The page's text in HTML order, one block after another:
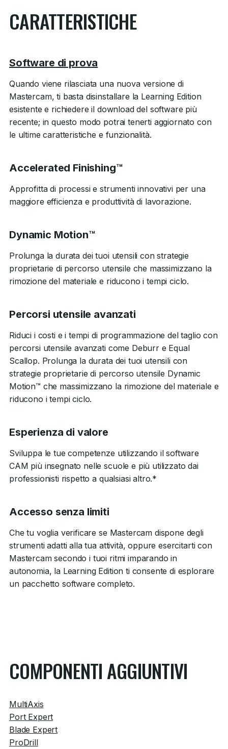
CARATTERISTICHE
Software di prova
Quando viene rilasciata una nuova versione di
Mastercam, ti basta disinstallare la Learning Edition
esistente e richiedere il download del software più
recente; in questo modo potrai tenerti aggiornato con
le ultime caratteristiche e funzionalità.
Accelerated Finishing™
Approfitta di processi e strumenti innovativi per una
maggiore efficienza e produttività di lavorazione.
Dynamic Motion™
Prolunga la durata dei tuoi utensili con strategie
proprietarie di percorso utensile che massimizzano la
rimozione del materiale e riducono i tempi ciclo.
Percorsi utensile avanzati
Riduci i costi e i tempi di programmazione del taglio con
percorsi utensile avanzati come Deburr e Equal
Scallop. Prolunga la durata dei tuoi utensili con
strategie proprietarie di percorso utensile Dynamic
Motion™ che massimizzano la rimozione del materiale e
riducono i tempi ciclo.
Esperienza di valore
Sviluppa le tue competenze utilizzando il software
CAM più insegnato nelle scuole e più utilizzato dai
professionisti rispetto a qualsiasi altro.*
Accesso senza limiti
Che tu voglia verificare se Mastercam dispone degli
strumenti adatti alla tua attività, oppure esercitarti con
Mastercam secondo i tuoi ritmi imparando in
autonomia, la Learning Edition ti consente di esplorare
un pacchetto software completo.
COMPONENTI AGGIUNTIVI
MultiAxis
Port Expert
Blade Expert
ProDrill